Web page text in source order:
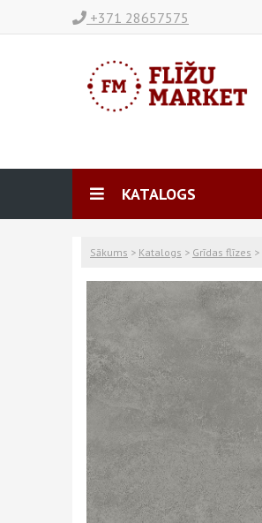
+371 28657575
KATALOGS
Sākums > Katalogs > Grīdas flīzes >